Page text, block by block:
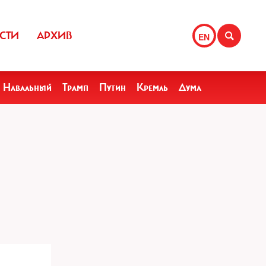
EN
АРХИВ
Навальный Трамп Путин Кремль Дума